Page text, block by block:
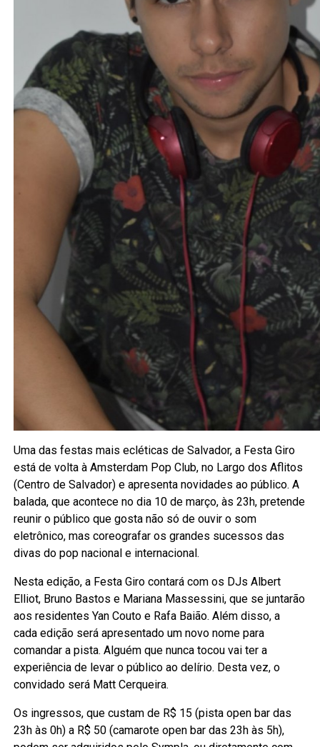
Uma das festas mais ecléticas de Salvador, a Festa Giro
está de volta à Amsterdam Pop Club, no Largo dos Aflitos
(Centro de Salvador) e apresenta novidades ao público. A
balada, que acontece no dia 10 de março, às 23h, pretende
reunir o público que gosta não só de ouvir o som
eletrônico, mas coreografar os grandes sucessos das
divas do pop nacional e internacional.
Nesta edição, a Festa Giro contará com os DJs Albert
Elliot, Bruno Bastos e Mariana Massessini, que se juntarão
aos residentes Yan Couto e Rafa Baião. Além disso, a
cada edição será apresentado um novo nome para
comandar a pista. Alguém que nunca tocou vai ter a
experiência de levar o público ao delírio. Desta vez, o
convidado será Matt Cerqueira.
Os ingressos, que custam de R$ 15 (pista open bar das
23h às 0h) a R$ 50 (camarote open bar das 23h às 5h),